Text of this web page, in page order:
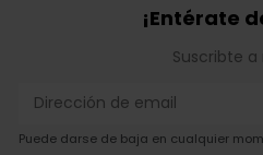
¡Entérate
Suscribte
Puede darse de baja en cualquier